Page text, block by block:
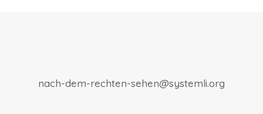
nach-dem-rechten-sehen@systemli.org